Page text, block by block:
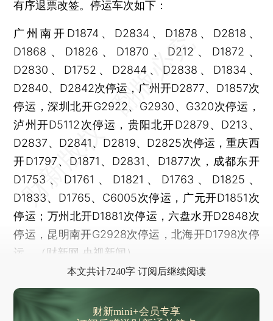
有序退票改签。停运车次如下：
广州南开D1874、D2834、D1878、D2818、
D1868、D1826、D1870、D212、D1872、
D2830、D1752、D2844、D2838、D1834、
D2840、D2842次停运，广州开D2877、D1857次
停运，深圳北开G2922、G2930、G320次停运，
泸州开D5112次停运，贵阳北开D2879、D213、
D2837、D2841、D2819、D2825次停运，重庆西
开D1797、D1871、D2831、D1877次，成都东开
D1753、D1761、D1821、D1763、D1825、
D1833、D1765、C6005次停运，广元开D1851次
停运；万州北开D1881次停运，六盘水开D2848次
停运，昆明南开G2928次停运，北海开D1798次停
运。（财新网 央视新闻）
本文共计7240字 订阅后继续阅读
财新mini+会员专享